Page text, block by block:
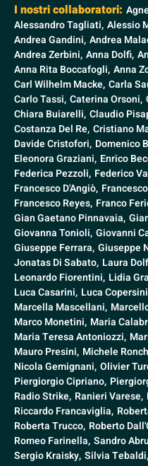
I nostri collaboratori:
Alessandro Tagliati, Alessio
Andrea Gandini, Andrea
Andrea Zerbini, Anna Dolfi,
Anna Rita Boccafogli, Anna
Carl Wilhelm Macke, Carla
Carlo Tassi, Caterina Orsoni,
Chiara Buiarelli, Claudio
Costanza Del Re, Cristiano
Davide Cristofori, Domenico
Eleonora Graziani, Enrico
Federica Pezzoli, Federico
Francesco D'Angiò,
Francesco Reyes, Franco
Gian Gaetano Pinnavaia,
Giovanna Tonioli, Giovanni
Giuseppe Ferrara, Giuseppe
Jonatas Di Sabato, Laura
Leonardo Fiorentini, Lidia
Luca Casarini, Luca
Marcella Mascellani,
Marco Monetini, Maria
Maria Teresa Antoniozzi,
Mauro Presini, Michele
Nicola Gemignani, Olivier
Piergiorgio Cipriano,
Radio Strike, Ranieri Varese,
Riccardo Francaviglia,
Roberta Trucco, Roberto
Romeo Farinella, Sandro
Sergio Kraisky, Silvia Tebaldi,